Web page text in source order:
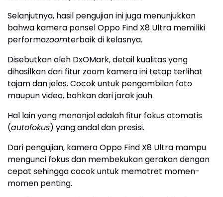
Selanjutnya, hasil pengujian ini juga menunjukkan
bahwa kamera ponsel Oppo Find X8 Ultra memiliki
performazoomterbaik di kelasnya.
Disebutkan oleh DxOMark, detail kualitas yang
dihasilkan dari fitur zoom kamera ini tetap terlihat
tajam dan jelas. Cocok untuk pengambilan foto
maupun video, bahkan dari jarak jauh.
Hal lain yang menonjol adalah fitur fokus otomatis
(autofokus) yang andal dan presisi.
Dari pengujian, kamera Oppo Find X8 Ultra mampu
mengunci fokus dan membekukan gerakan dengan
cepat sehingga cocok untuk memotret momen-
momen penting.